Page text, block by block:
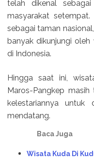
telah dikenal
masyarakat setempat.
sebagai taman
banyak dikunjungi
di Indonesia.
Hingga saat ini,
Maros-Pangkep
kelestariannya untuk
mendatang.
Baca Juga
Wisata Kuda Di